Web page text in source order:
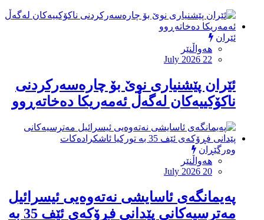
ئێران
هەواڵنێر
July 2026 22
ئێران پێشنیارى نوێ بۆ چارەسەرکردنى
ناکۆکییەکان لەگەڵ ئەمەریکا دەخاتەڕوو
وەرگێڕان
هەواڵنێر
July 2026 20
پەیمانگەی ئاسایشی نەتەوەیی ئیسرائیل
مەترسیەكانی پێدانی فڕۆكەی ئێف 35 بە